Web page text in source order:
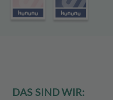
DAS SIND WIR: